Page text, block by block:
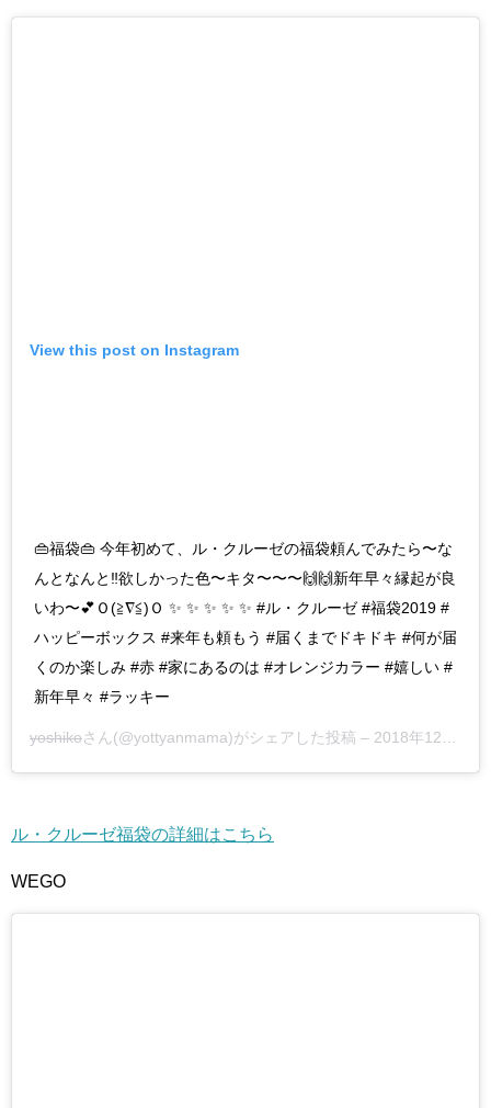
View this post on Instagram
👜福袋👜 今年初めて、ル・クルーゼの福袋頼んでみたら〜な
んとなんと‼️欲しかった色〜キタ〜〜〜🙌🙌新年早々縁起が良
いわ〜💕Ｏ(≧∇≦)Ｏ ✨ ✨ ✨ ✨ ✨ #ル・クルーゼ #福袋2019 #
ハッピーボックス #来年も頼もう #届くまでドキドキ #何が届
くのか楽しみ #赤 #家にあるのは #オレンジカラー #嬉しい #
新年早々 #ラッキー
yoshikoさん(@yottyanmama)がシェアした投稿 – 2018年12月月31日午後8時53分PST
ル・クルーゼ福袋の詳細はこちら
WEGO